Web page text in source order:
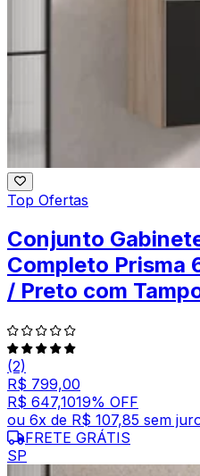
Top Ofertas
Conjunto
Completo Prisma
/ Preto com
(2)
R$ 799,00
R$ 647,1019% OFF
ou 6x de R$ 107,85 sem
FRETE GRÁTIS
SP